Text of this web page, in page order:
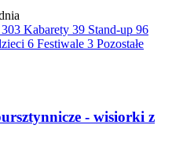
303 Kabarety 39 Stand-up 96
6 Festiwale 3 Pozostałe
- wisiorki z